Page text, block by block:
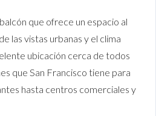
que ofrece un espacio al
las vistas urbanas y el clima
ubicación cerca de todos
que San Francisco tiene para
hasta centros comerciales y